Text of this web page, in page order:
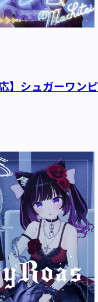
】シュガーワンピ